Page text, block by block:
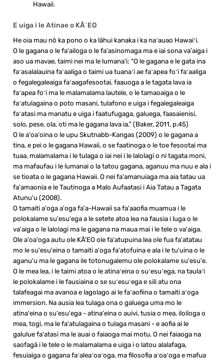
Hawaii.
E uiga i le Atinae o KĀʻEO
He oia mau nō ka pono o ka lāhui kanaka i ka naʻauao Hawaiʻi.
O le gagana o le fa'ailoga o le fa'asinomaga ma e iai sona va'aiga i
aso ua mavae, taimi nei ma le lumana'i; "O le gagana e le gata ina
faʻasalalauina faʻaaliga o taimi ua tuanaʻi ae faʻapea foʻi faʻaaliga
o fegalegaleaiga faʻaagafesootai, faauoga a le tagata lava ia
faʻapea foʻi ma le malamalama lautele, o le tamaoaiga o le
faʻatulagaina o poto masani, tulafono e uiga i fegalegaleaiga
faʻatasi ma manatu e uiga i faatufugaga, galuega, faasaienisi,
solo, pese, ola, oti ma le gagana lava ia." (Baker, 2011, p.45)
O le a'oa'oina o le upu Skutnabb-Kangas (2009) o le gagana a
tina, e pei o le gagana Hawaii, o se faatinoga o le toe fesootai ma
tuaa, malamalama i le tulaga o iai nei i le lalolagi o ni tagata moni,
ma mafaufau i le lumanai o la tatou gagana, aganuu ma nuu e ala i
se tioata o le gagana Hawaii. O nei fa'amanuiaga ma aia tatau ua
fa'amaonia e le Tautinoga a Malo Aufaatasi i Aia Tatau a Tagata
Atunu'u (2008).
O tamaiti a'oga a'oga fa'a-Hawaii sa fa'aaofia muamua i le
polokalame su'esu'ega a le setete atoa lea na fausia i luga o le
va'aiga o le lalolagi ma le gagana na maua mai i le tele o va'aiga.
Ole a'oa'oga autu ole KĀ'EO ole fa'atupuina lea ole fua fa'atatau
mo le su'esu'eina o tamaiti a'oga fa'atofuina e ala i le tu'uina o le
aganu'u ma le gagana ile totonugalemu ole polokalame su'esu'e.
O le mea lea, i le taimi atoa o le atinaʻeina o suʻesuʻega, na taulaʻi
le polokalame i le fausiaina o se suʻesuʻega e sili atu ona
talafeagai ma avanoa e lagolago ai le faʻaofiina o tamaiti aʻoga
immersion. Na ausia lea tulaga ona o galuega uma mo le
atina'eina o su'esu'ega - atina'eina o auivi, tusia o mea, iloiloga o
mea, togi, ma le fa'atulagaina o tulaga masani - e aofia ai le
galulue fa'atasi ma le auai o faiaoga mai motu. O nei faiaoga na
saofagā i le tele o le malamalama e uiga i o latou alalafaga,
fesuiaiga o gagana faʻaleaʻoaʻoga, ma filosofia aʻoaʻoga e mafua